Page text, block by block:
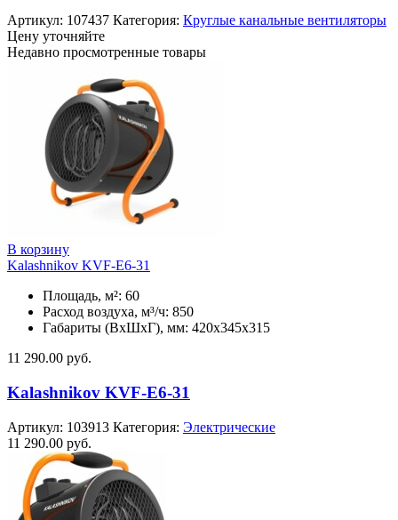
Артикул: 107437 Категория: Круглые канальные вентиляторы
Цену уточняйте
Недавно просмотренные товары
В корзину
Kalashnikov KVF-E6-31
Площадь, м²: 60
Расход воздуха, м³/ч: 850
Габариты (ВхШхГ), мм: 420x345x315
11 290.00 руб.
Kalashnikov KVF-E6-31
Артикул: 103913 Категория: Электрические
11 290.00 руб.